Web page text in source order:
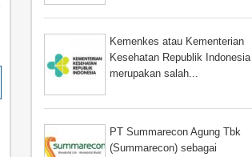
Kemenkes atau Kementerian
Kesehatan Republik Indonesia
merupakan salah...
PT Summarecon Agung Tbk
(Summarecon) sebagai